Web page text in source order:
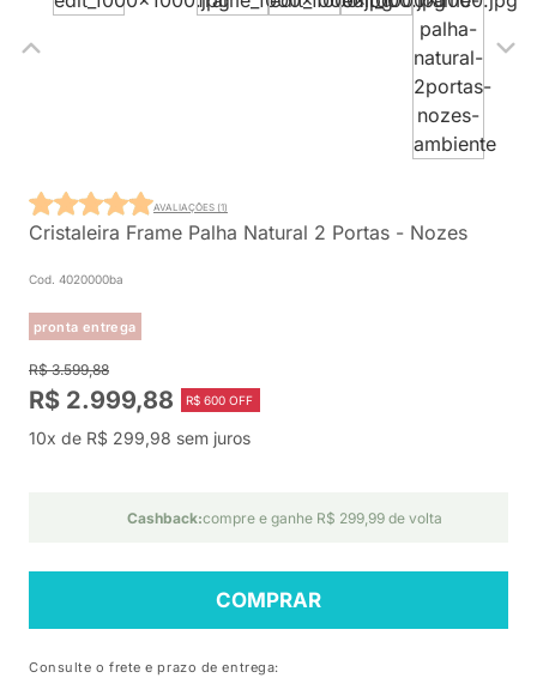
Cristaleira Frame Palha Natural 2 Portas - Nozes
Cod. 4020000ba
pronta entrega
AVALIAÇÕES (1)
R$ 3.599,88
R$ 2.999,88 R$ 600 OFF
10x de R$ 299,98 sem juros
Cashback:compre e ganhe R$ 299,99 de volta
COMPRAR
Consulte o frete e prazo de entrega: